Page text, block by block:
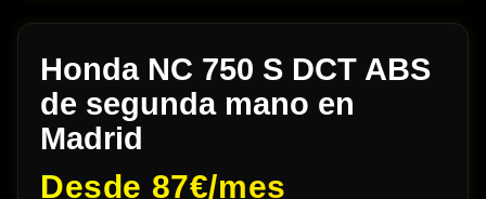
Honda NC 750 S DCT ABS
de segunda mano en
Madrid
Desde 87€/mes